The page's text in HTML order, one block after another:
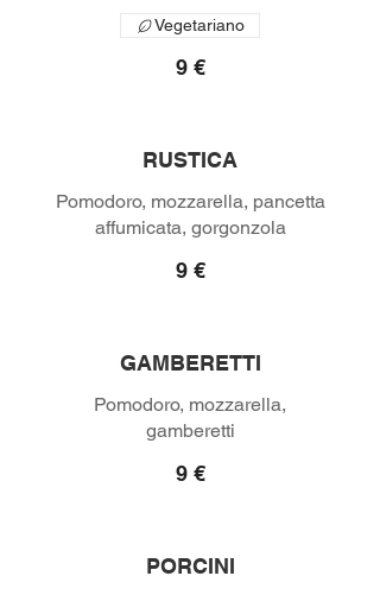
9 €
Vegetariano
RUSTICA
Pomodoro, mozzarella, pancetta
affumicata, gorgonzola
9 €
GAMBERETTI
Pomodoro, mozzarella,
gamberetti
9 €
PORCINI